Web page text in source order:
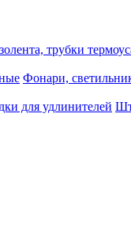
трубки
Фонари,
для удлинителей